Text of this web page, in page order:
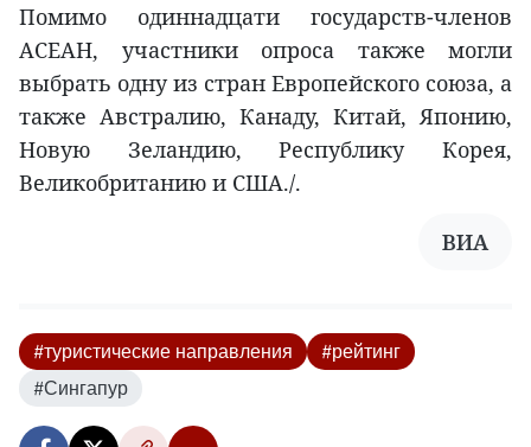
Помимо одиннадцати государств-членов
АСЕАН, участники опроса также могли
выбрать одну из стран Европейского союза, а
также Австралию, Канаду, Китай, Японию,
Новую Зеландию, Республику Корея,
Великобританию и США./.
ВИА
#туристические направления
#рейтинг
#Сингапур